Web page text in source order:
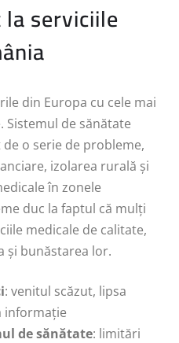
serviciile
din Europa cu cele mai
Sistemul de sănătate
o serie de probleme,
izolarea rurală și
în zonele
duc la faptul că mulți
medicale de calitate,
și bunăstarea lor.
: venitul scăzut, lipsa
informație
de sănătate: limitări